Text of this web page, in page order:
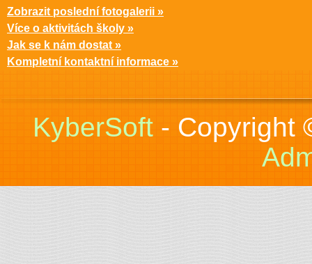
Zobrazit poslední fotogalerii »
Více o aktivitách školy »
Jak se k nám dostat »
Kompletní kontaktní informace »
KyberSoft- Copyright